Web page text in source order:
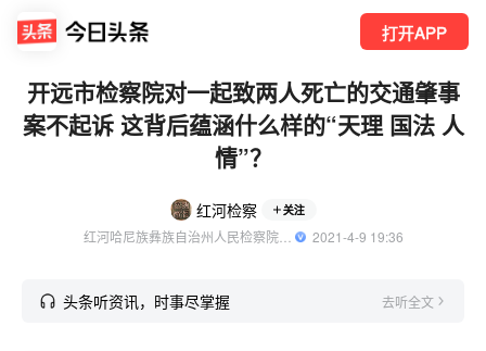
打开APP
开远市检察院对一起致两人死亡的交通肇事
案不起诉 这背后蕴涵什么样的“天理 国法 人
情”？
红河检察 关注
红河哈尼族彝族自治州人民检察院官方账号
  2021-4-9 19:36
头条听资讯，时事尽掌握 去听全文